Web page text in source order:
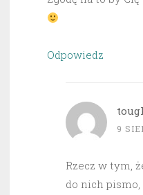
Odpowiedz
9
Rzecz w tym,
do nich pismo,